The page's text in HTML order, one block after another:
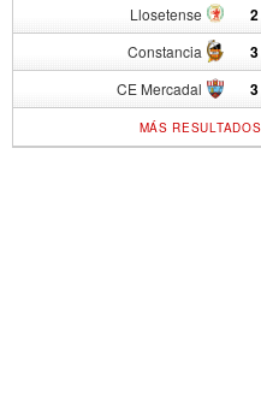
Llosetense 2
Constancia 3
CE Mercadal 3
MÁS RESULTADOS